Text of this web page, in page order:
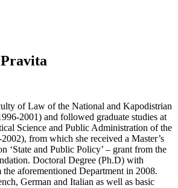
of Law of the National and Kapodistrian
2001) and followed graduate studies at
Science and Public Administration of the
from which she received a Master’s
‘State and Public Policy’ – grant from the
Doctoral Degree (Ph.D) with
aforementioned Department in 2008.
German and Italian as well as basic